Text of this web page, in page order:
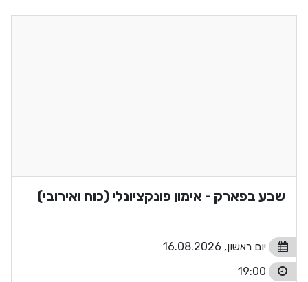
שבע בפארק - אימון פונקציונלי (כוח ואירובי)
יום ראשון, 16.08.2026